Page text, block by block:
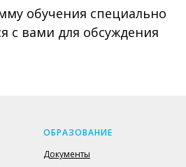
обучения специально
с вами для обсуждения
ОБРАЗОВАНИЕ
Документы